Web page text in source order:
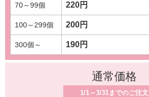
220円
200円
190円
通常価格
1/1～3/31までのご注文